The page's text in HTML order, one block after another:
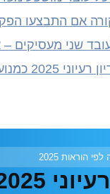
אם התבצעו
שני מעסיקים –
על העובד ועל המעסיק
הוראות 2025